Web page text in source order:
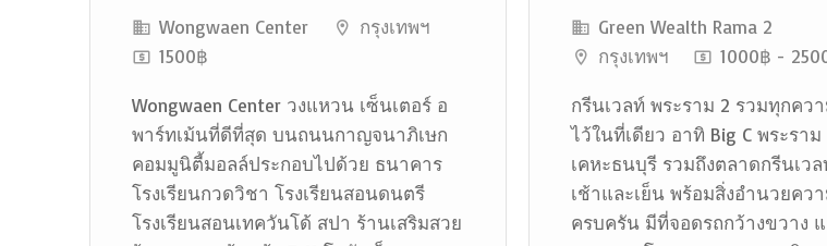
Wongwaen Center
กรุงเทพฯ
1500฿
Wongwaen Center วงแหวน เซ็นเตอร์ อ
พาร์ทเม้นที่ดีที่สุด บนถนนกาญจนาภิเษก
คอมมูนิตี้มอลล์ประกอบไปด้วย ธนาคาร
โรงเรียนกวดวิชา โรงเรียนสอนดนตรี
โรงเรียนสอนเทควันโด้ สปา ร้านเสริมสวย
Green Wealth Rama 2
กรุงเทพฯ
1000฿ -
กรีนเวลท์ พระราม 2 รวมทุกคว
ไว้ในที่เดียว อาทิ Big C พระรา
เคหะธนบุรี รวมถึงตลาดกรีนเว
เช้าและเย็น พร้อมสิ่งอำนวยคว
ครบครัน มีที่จอดรถกว้างขวาง